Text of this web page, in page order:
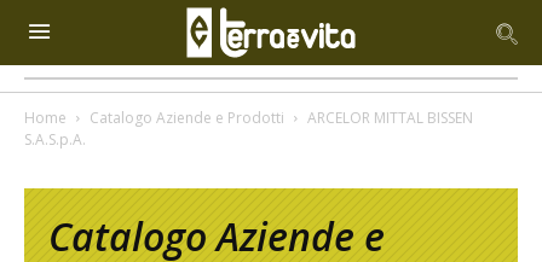
Home Catalogo Aziende e Prodotti
ARCELOR MITTAL BISSEN
S.A.S.p.A.
Catalogo Aziende e